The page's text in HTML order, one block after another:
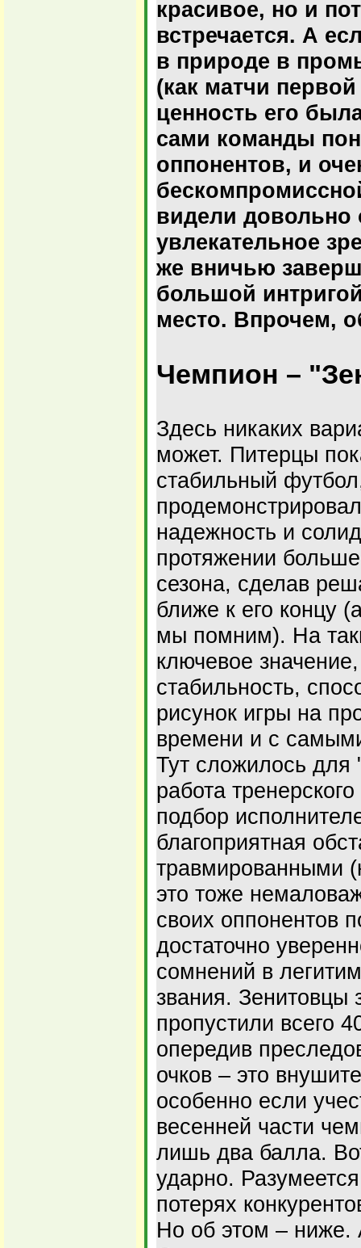
красивое, но и
встречается. А
в природе в
(как матчи
ценность его
сами команды
оппонентов, и
видели довольно
увлекательное
же вничью
большой
место. Впрочем,
Чемпион –
Здесь никаких
может. Питерцы
стабильный
надежность и
протяжении
сезона, сделав
ближе к его концу
мы помним). На
ключевое
стабильность,
рисунок игры на
времени и с
Тут сложилось для
работа
подбор
благоприятная
травмированными
это тоже
своих оппонентов
достаточно
сомнений в
звания. Зенитовцы
пропустили всего
опередив
очков – это
особенно если
весенней части
лишь два балла.
ударно.
потерях
Но об этом – ниже.